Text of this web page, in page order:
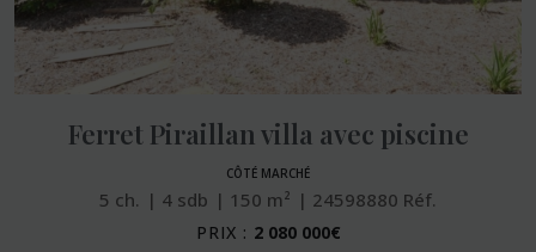
Ferret Piraillan villa avec piscine
CÔTÉ MARCHÉ
5 ch. 4 sdb 150 m² 24598880 Réf.
PRIX : 2 080 000€